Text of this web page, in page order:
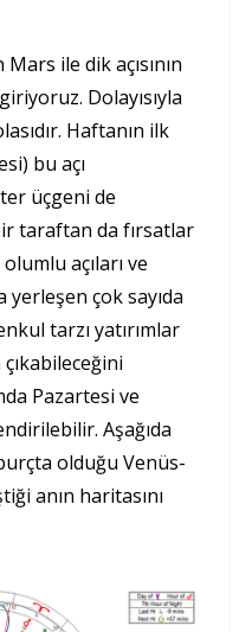
ile dik açısının
Dolayısıyla
Haftanın ilk
bu açı
üçgeni de
taraftan da fırsatlar
açıları ve
çok sayıda
tarzı yatırımlar
çıkabileceğini
Pazartesi ve
Aşağıda
olduğu Venüs-
anın haritasını